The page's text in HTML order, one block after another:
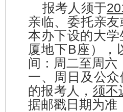
报考人须于
亲临、委托亲
本办下设的大
厦地下B座），
间：周二至周六
一、周日 及 公众
的报考人， 须不
据邮戳日期为准